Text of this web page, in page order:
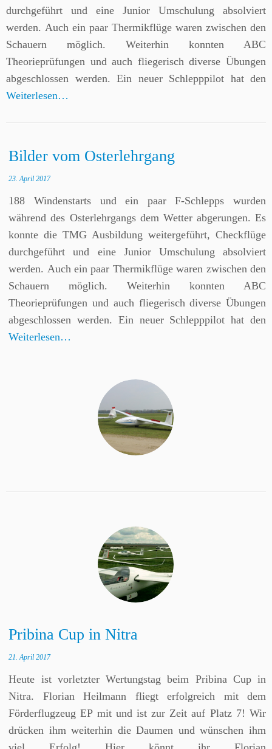
durchgeführt und eine Junior Umschulung absolviert
werden. Auch ein paar Thermikflüge waren zwischen den
Schauern möglich. Weiterhin konnten ABC
Theorieprüfungen und auch fliegerisch diverse Übungen
abgeschlossen werden. Ein neuer Schlepppilot hat den
Weiterlesen…
Bilder vom Osterlehrgang
23. April 2017
188 Windenstarts und ein paar F-Schlepps wurden
während des Osterlehrgangs dem Wetter abgerungen. Es
konnte die TMG Ausbildung weitergeführt, Checkflüge
durchgeführt und eine Junior Umschulung absolviert
werden. Auch ein paar Thermikflüge waren zwischen den
Schauern möglich. Weiterhin konnten ABC
Theorieprüfungen und auch fliegerisch diverse Übungen
abgeschlossen werden. Ein neuer Schlepppilot hat den
Weiterlesen…
Pribina Cup in Nitra
21. April 2017
Heute ist vorletzter Wertungstag beim Pribina Cup in
Nitra. Florian Heilmann fliegt erfolgreich mit dem
Förderflugzeug EP mit und ist zur Zeit auf Platz 7! Wir
drücken ihm weiterhin die Daumen und wünschen ihm